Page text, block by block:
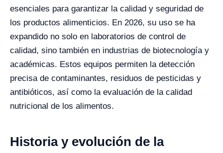
esenciales para garantizar la calidad y seguridad de
los productos alimenticios. En 2026, su uso se ha
expandido no solo en laboratorios de control de
calidad, sino también en industrias de biotecnología y
académicas. Estos equipos permiten la detección
precisa de contaminantes, residuos de pesticidas y
antibióticos, así como la evaluación de la calidad
nutricional de los alimentos.
Historia y evolución de la